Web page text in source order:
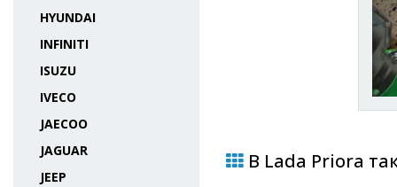
HYUNDAI
INFINITI
ISUZU
IVECO
JAECOO
JAGUAR
JEEP
В Lada Priora